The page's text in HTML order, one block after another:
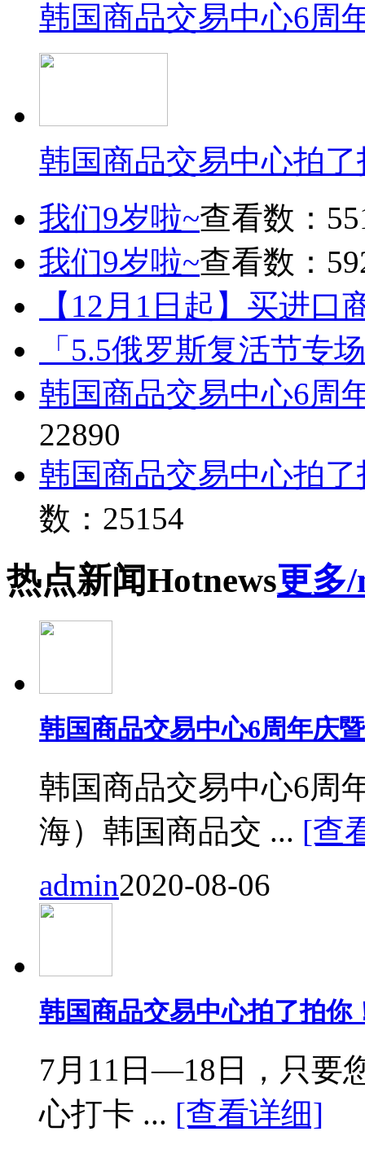
韩国商品交易中心6周
韩国商品交易中心拍
我们9岁啦~查看数：
我们9岁啦~查看数：
【12月1日起】买进口
「5.5俄罗斯复活节专
韩国商品交易中心6周
22890
韩国商品交易中心拍
数：25154
热点新闻Hotnews更多
韩国商品交易中心6周年庆
韩国商品交易中心6周
海）韩国商品交 ... [查
admin2020-08-06
韩国商品交易中心拍了拍你
7月11日—18日，只要
心打卡 ... [查看详细]